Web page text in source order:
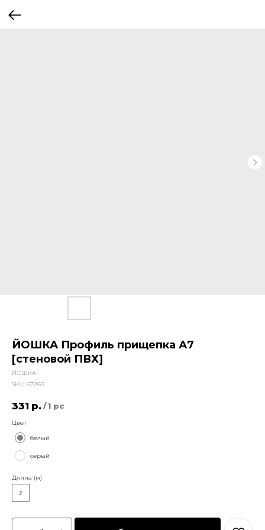
ЙОШКА Профиль прищепка А7
[стеновой ПВХ]
ЙОШКА
SKU: 67269
331 р. / 1 pc
Цвет
белый
серый
Длина (м)
2